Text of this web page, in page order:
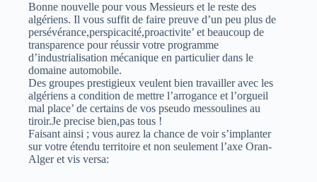
Bonne nouvelle pour vous Messieurs et le reste des
algériens. Il vous suffit de faire preuve d’un peu plus de
persévérance,perspicacité,proactivite’ et beaucoup de
transparence pour réussir votre programme
d’industrialisation mécanique en particulier dans le
domaine automobile.
Des groupes prestigieux veulent bien travailler avec les
algériens a condition de mettre l’arrogance et l’orgueil
mal place’ de certains de vos pseudo messoulines au
tiroir.Je precise bien,pas tous !
Faisant ainsi ; vous aurez la chance de voir s’implanter
sur votre étendu territoire et non seulement l’axe Oran-
Alger et vis versa: